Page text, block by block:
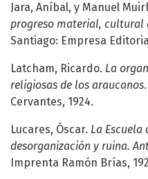
Jara, Aníbal, y Manuel
progreso material, cultural
Santiago: Empresa
Latcham, Ricardo. La
religiosas de los araucanos
Cervantes, 1924.
Lucares, Óscar. La Escuela
desorganización y ruina.
Imprenta Ramón Brías,